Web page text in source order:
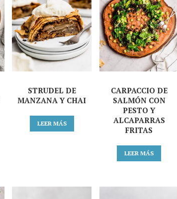
STRUDEL DE
MANZANA Y CHAI
LEER MÁS
CARPACCIO DE
SALMÓN CON
PESTO Y
ALCAPARRAS
FRITAS
LEER MÁS